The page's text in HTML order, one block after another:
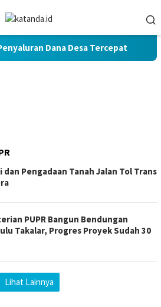
Dana Desa Tercepat
dan Pengadaan Tanah Jalan Tol Trans
PUPR Bangun Bendungan
Takalar, Progres Proyek Sudah 30
Lihat Lainnya